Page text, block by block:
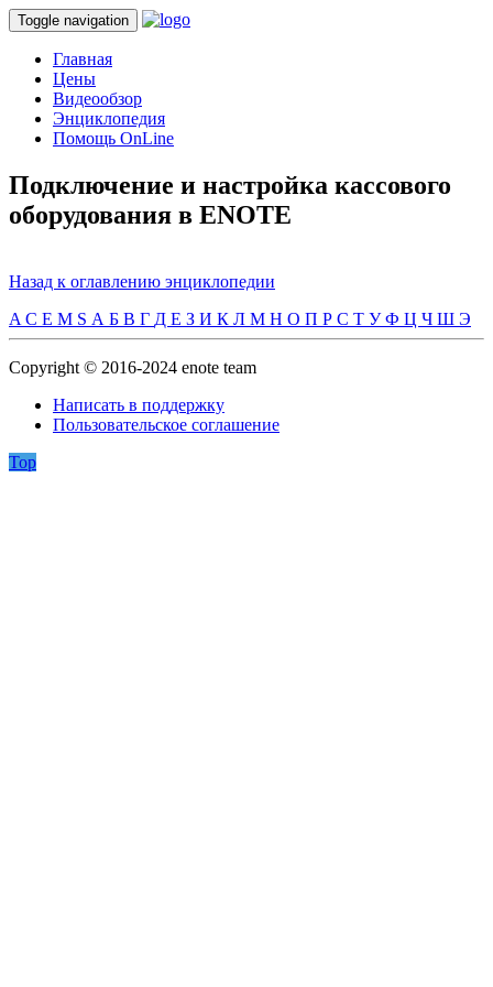
Toggle navigation
Главная
Цены
Видеообзор
Энциклопедия
Помощь OnLine
Подключение и настройка кассового
оборудования в ENOTE
Назад к оглавлению энциклопедии
A C E M S А Б В Г Д Е З И К Л М Н О П Р С Т УФ Ц Ч Ш Э
Copyright © 2016-2024 enote team
Написать в поддержку
Пользовательское соглашение
Top